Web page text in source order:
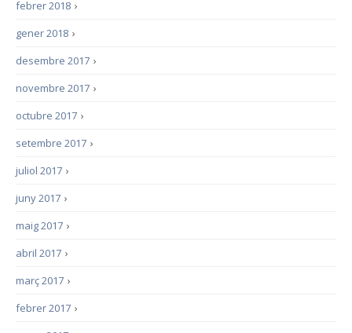
›
febrer 2018
›
gener 2018
›
desembre 2017
›
novembre 2017
›
octubre 2017
›
setembre 2017
›
juliol 2017
›
juny 2017
›
maig 2017
›
abril 2017
›
març 2017
›
febrer 2017